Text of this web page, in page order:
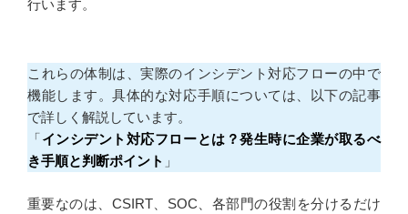
行います。
これらの体制は、実際のインシデント対応フローの中で
機能します。具体的な対応手順については、以下の記事
で詳しく解説しています。
「インシデント対応フローとは？発生時に企業が取るべ
き手順と判断ポイント 」
重要なのは、CSIRT、SOC、各部門の役割を分けるだけ